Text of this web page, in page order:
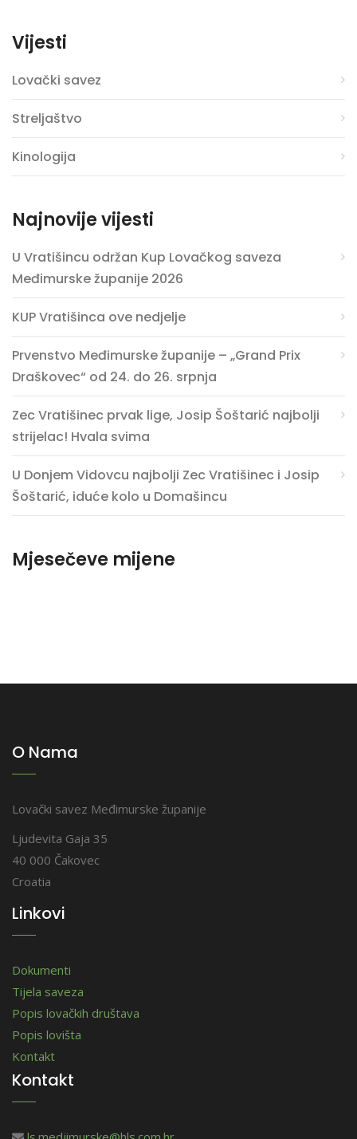
Vijesti
Lovački savez
Streljaštvo
Kinologija
Najnovije vijesti
U Vratišincu održan Kup Lovačkog saveza
Međimurske županije 2026
KUP Vratišinca ove nedjelje
Prvenstvo Međimurske županije – „Grand Prix
Draškovec“ od 24. do 26. srpnja
Zec Vratišinec prvak lige, Josip Šoštarić najbolji
strijelac! Hvala svima
U Donjem Vidovcu najbolji Zec Vratišinec i Josip
Šoštarić, iduće kolo u Domašincu
Mjesečeve mijene
O Nama
Lovački savez Međimurske županije
Ljudevita Gaja 35
40 000 Čakovec
Croatia
Linkovi
Dokumenti
Tijela saveza
Popis lovačkih društava
Popis lovišta
Kontakt
Kontakt